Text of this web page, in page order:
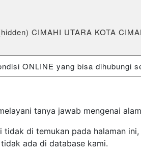
CIMAHI UTARA KOTA
ONLINE yang bisa dihubungi
tanya jawab mengenai
tidak di temukan pada halaman
ada di database kami.